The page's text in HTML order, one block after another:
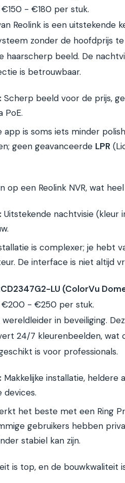
€150 - €180 per stuk.
Reolink is een uitstekende
zonder de hoofdprijs
haarscherp beeld. De
is betrouwbaar.
Scherp beeld voor de prijs,
PoE.
app is soms iets minder
geen geavanceerde LPR
op een Reolink NVR, wat
Uitstekende nachtvisie (kleur
is complexer; je hebt
De interface is niet altijd
LU (ColorVu
€200 - €250 per stuk.
wereldleider in beveiliging.
24/7 kleurenbeelden, wat
is voor professionals.
Makkelijke installatie,
devices.
het beste met een Ring
gebruikers hebben
stabiel kan zijn.
is top, en de bouwkwaliteit